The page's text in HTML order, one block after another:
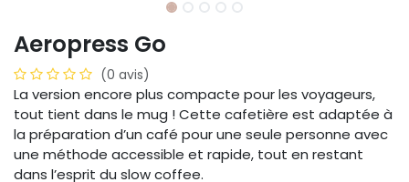
Aeropress Go
(0 avis)
La version encore plus compacte pour les voyageurs,
tout tient dans le mug ! Cette cafetière est adaptée à
la préparation d’un café pour une seule personne avec
une méthode accessible et rapide, tout en restant
dans l’esprit du slow coffee.